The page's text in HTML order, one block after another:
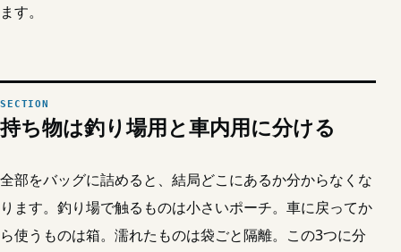
ます。
持ち物は釣り場用と車内用に分ける
全部をバッグに詰めると、結局どこにあるか分からなくな
ります。釣り場で触るものは小さいポーチ。車に戻ってか
ら使うものは箱。濡れたものは袋ごと隔離。この3つに分